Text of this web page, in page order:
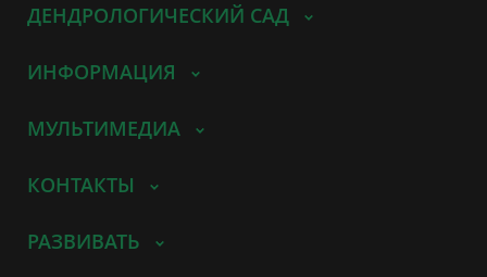
ДЕНДРОЛОГИЧЕСКИЙ САД
ИНФОРМАЦИЯ
МУЛЬТИМЕДИА
КОНТАКТЫ
РАЗВИВАТЬ